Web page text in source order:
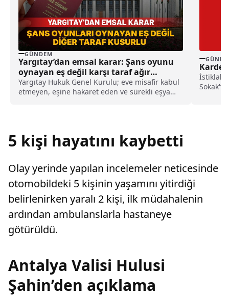
GÜNDEM
Yargıtay’dan emsal karar: Şans oyunu
oynayan eş değil karşı taraf ağır
kusurlu sayıldı
Yargıtay Hukuk Genel Kurulu; eve misafir kabul
etmeyen, eşine hakaret eden ve sürekli eşya
İstiklal
5 kişi hayatını kaybetti
Olay yerinde yapılan incelemeler neticesinde
otomobildeki 5 kişinin yaşamını yitirdiği
belirlenirken yaralı 2 kişi, ilk müdahalenin
ardından ambulanslarla hastaneye
götürüldü.
Antalya Valisi Hulusi
Şahin’den açıklama